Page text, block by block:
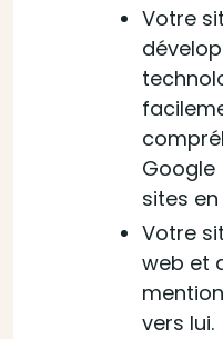
Votre
Google
sites en
Votre
web et
vers lui.